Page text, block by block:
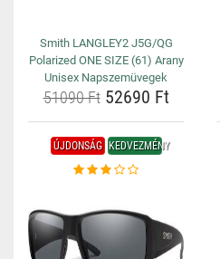
Smith LANGLEY2 J5G/QG
Polarized ONE SIZE (61) Arany
Unisex Napszemüvegek
51090 Ft52690 Ft
ÚJDONSÁG KEDVEZMÉNY